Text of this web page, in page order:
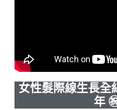
女性髮際線生長
年